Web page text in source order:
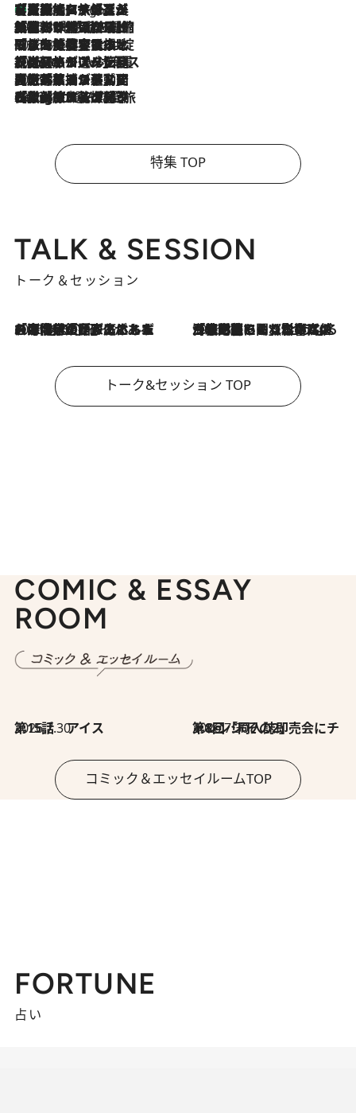
8 Hours Ago
【厳選旅コスメ】「多機能アイテムがメイン！」旅好き美容エディターが選んだ夏旅ベストコスメを発表【Mサイズジップ】
2026.8.6
「荷物が増えるほど旅ストレスは増す」美容ジャーナリストがたどり着いた最終結論。“化粧品を劇的に減らす”感動の凝縮美容とは
2026.8.6
「旅先には金髪ウィッグを持参」日本と同じメイクでは損してる!? 美容ジャーナリストが提案する“掟破りの旅美容”とは
2026.8.6
【厳選旅コスメ】「身軽さ＆UV対策重視！」ヘアアーティストshucoが選んだ夏旅ベストコスメを発表【Mサイズジップ】
2026.8.5
【厳選旅コスメ】国内をあちこち移動する河井菜摘が選んだ夏旅ベストコスメ発表！「リラックスアイテムはマスト」【Mサイズジップ】
2026.8.4
【厳選旅コスメ】「紫外線＆乾燥対策しながらメイク感も！」ヘア＆メイクGeorgeが選んだ夏旅ベストコスメを発表！【Mサイズジップ】
特集 TOP
TALK & SESSION
トーク＆セッション
2026.8.3
「今後値上げがあるとすれば…」「リスクがあるのは今年の冬」エネルギー専門家が語る、ホルムズ海峡封鎖が家庭にもたらす“ある心配” 2026.8.3
「住宅建てられない…」「サーチャージ料の高値が続いている」ホルムズ海峡封鎖による影響はいつまで続く？《エネルギー専門家に聞く“どうなる日本の暮らし”》
トーク&セッション TOP
COMIC & ESSAY
ROOM
2026.7.30
第15話 アイス 2026.7.30
第8回「同人誌即売会にチャレンジ その2」
コミック＆エッセイルームTOP
FORTUNE
占い